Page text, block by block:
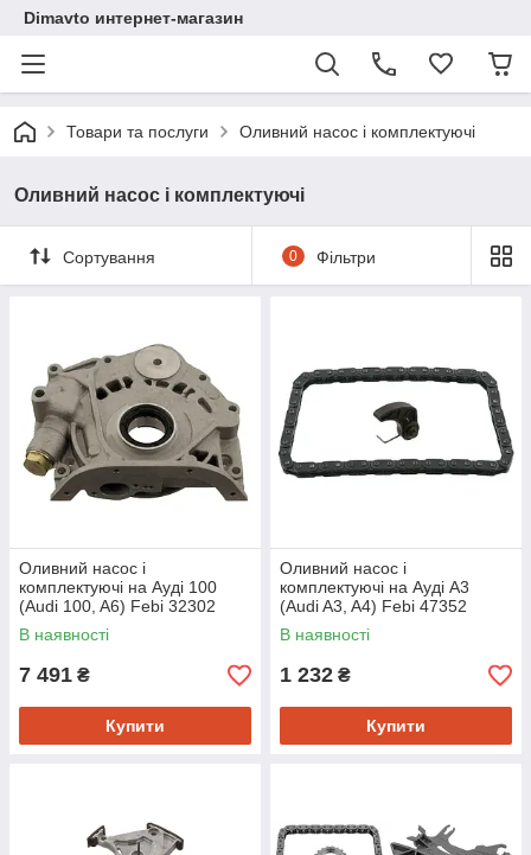
Dimavto интернет-магазин
Товари та послуги Оливний насос і комплектуючі
Оливний насос і комплектуючі
Сортування 0 Фільтри
Оливний насос і
комплектуючі на Ауді 100
(Audi 100, A6) Febi 32302
В наявності
7 491 ₴
Купити
Оливний насос і
комплектуючі на Ауді A3
(Audi A3, A4) Febi 47352
В наявності
1 232 ₴
Купити